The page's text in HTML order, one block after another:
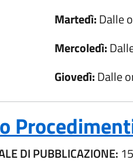
Martedì:Dalle
Mercoledì:
Giovedì:Dalle
DI PUBBLICAZIONE: